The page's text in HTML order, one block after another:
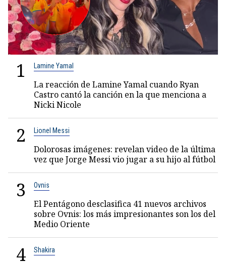
1 Lamine Yamal
La reacción de Lamine Yamal cuando Ryan
Castro cantó la canción en la que menciona a
Nicki Nicole
2 Lionel Messi
Dolorosas imágenes: revelan video de la última
vez que Jorge Messi vio jugar a su hijo al fútbol
3 Ovnis
El Pentágono desclasifica 41 nuevos archivos
sobre Ovnis: los más impresionantes son los del
Medio Oriente
4 Shakira